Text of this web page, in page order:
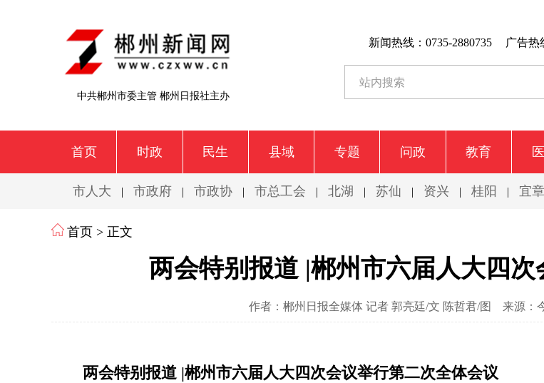
中共郴州市委主管 郴州日报社主办
新闻热线：0735-2880735 广告热
首页 时政 民生 县域 专题 问政 教育
市人大 | 市政府 | 市政协 | 市总工会 | 北湖 | 苏仙 | 资兴 | 桂阳 | 宜章
首页 > 正文
两会特别报道 |郴州市六届人大四
作者：郴州日报全媒体 记者 郭亮廷/文 陈哲君/图 来源：
两会特别报道 |郴州市六届人大四次会议举行第二次全体会议